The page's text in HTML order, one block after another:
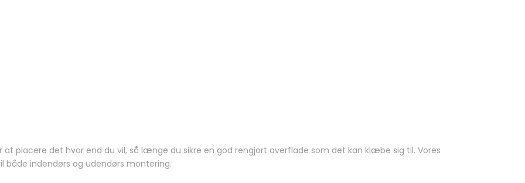
placere det hvor end du vil, så længe du sikre en god rengjort overflade som det kan klæbe sig til. Vores
indendørs og udendørs montering.